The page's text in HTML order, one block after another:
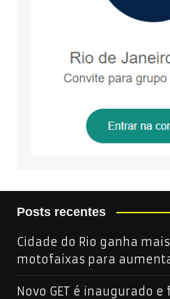
Posts recentes
Cidade do Rio ganha
motofaixas para
Novo GET é inaugurado